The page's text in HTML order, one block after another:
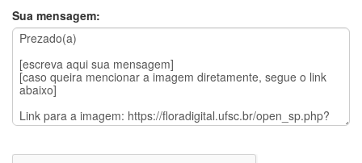
Sua mensagem: